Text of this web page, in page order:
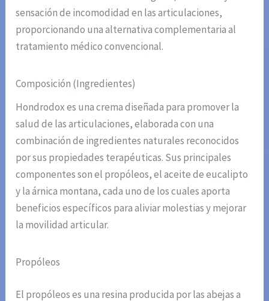
sensación de incomodidad en las articulaciones,
proporcionando una alternativa complementaria al
tratamiento médico convencional.
Composición (Ingredientes)
Hondrodox es una crema diseñada para promover la
salud de las articulaciones, elaborada con una
combinación de ingredientes naturales reconocidos
por sus propiedades terapéuticas. Sus principales
componentes son el propóleos, el aceite de eucalipto
y la árnica montana, cada uno de los cuales aporta
beneficios específicos para aliviar molestias y mejorar
la movilidad articular.
Propóleos
El propóleos es una resina producida por las abejas a